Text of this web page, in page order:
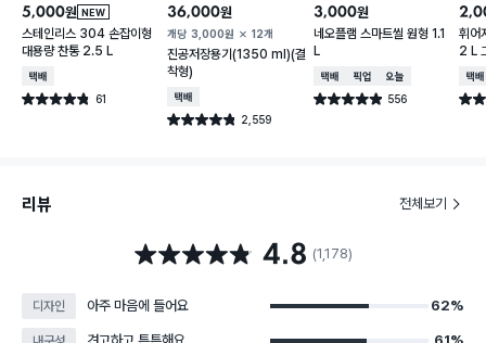
NEW
5,000원
스테인리스 304 손잡이형
대용량 찬통 2.5 L
택배배송
별점 4.8점 61
건 작성
36,000원
개당 3,000원 12개
진공저장용기(1350 ml)(결
착형)
택배배송
별점 4.8점 2,559
건 작성
3,000원
네오플램 스마트씰 원형 1.1
L
택배배송매장픽업오늘배송
별점 4.9점 556
건 작성
휘어
2 L
택배
별점
리뷰 전체보기
별점 4.8점 4.8 (1,178)
디자인 아주 마음에 들어요 62%